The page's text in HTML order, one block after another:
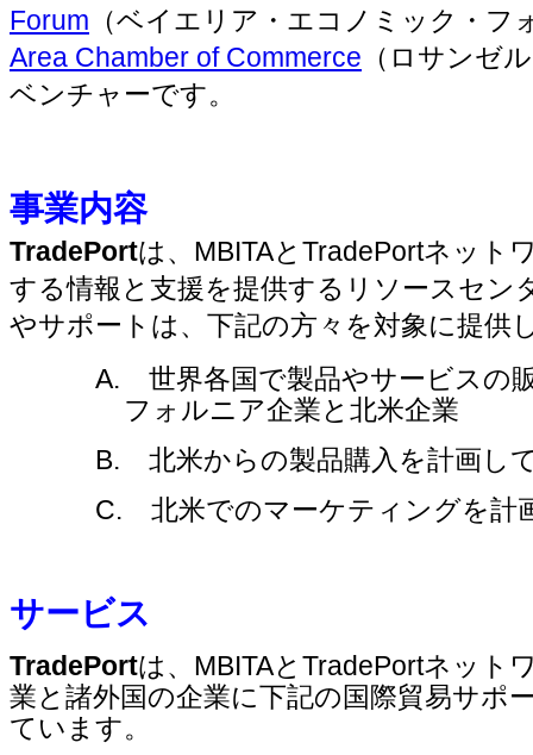
Forum （ベイエリア・エコノミック・フ
Area Chamber of Commerce （ ロサンゼ
ベンチャーです。
事業内容
TradePortは、 MBITAと TradePortネット
する情報と支援を提供するリソースセン
やサポートは、下記の方々を対象に提供
A.
世界各国で製品やサービスの
フォルニア企業と北米企業
B.
北米からの製品購入を計画し
C.
北米でのマーケティングを計
サービス
TradePortは、 MBITAと TradePortネット
業と諸外国の企業に下記の国際貿易サポ
ています。